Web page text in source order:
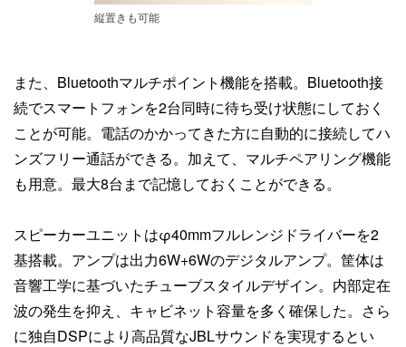
縦置きも可能
また、Bluetoothマルチポイント機能を搭載。Bluetooth接
続でスマートフォンを2台同時に待ち受け状態にしておく
ことが可能。電話のかかってきた方に自動的に接続してハ
ンズフリー通話ができる。加えて、マルチペアリング機能
も用意。最大8台まで記憶しておくことができる。
スピーカーユニットはφ40mmフルレンジドライバーを2
基搭載。アンプは出力6W+6Wのデジタルアンプ。筐体は
音響工学に基づいたチューブスタイルデザイン。内部定在
波の発生を抑え、キャビネット容量を多く確保した。さら
に独自DSPにより高品質なJBLサウンドを実現するとい